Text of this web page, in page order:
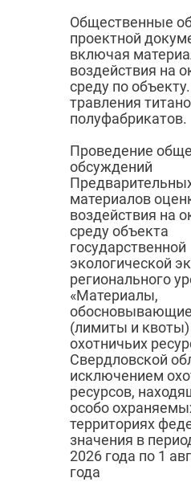
Общественные
проектной
включая
воздействия на
среду по
травления
полуфабрикатов.
Проведение
обсуждений
материалов
воздействия на
среду объекта
государственной
экологической
регионального
«Материалы,
(лимиты и
охотничьих
Свердловской
исключением
ресурсов,
особо
территориях
значения в
2026 года по 1
года